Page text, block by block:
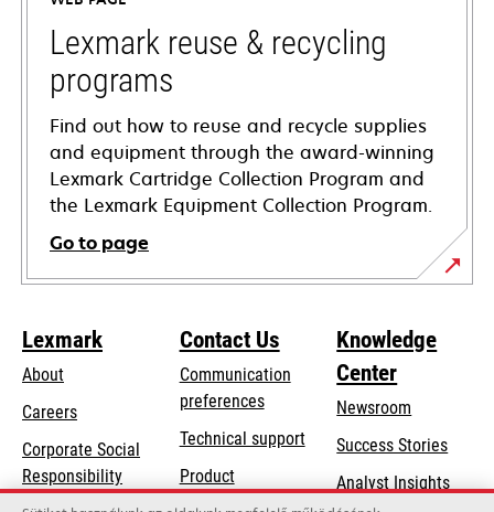
new
tabLexmark reuse & recycling
programs
Find out how to reuse and recycle supplies
and equipment through the award-winning
Lexmark Cartridge Collection Program and
the Lexmark Equipment Collection Program.
Go to page
Lexmark
About
Careers
Corporate Social
Responsibilityopens
Contact Us
Communication
preferences
Technical supportopens
a
Product
registration
Knowledge
Center
Newsroom
Success Stories
Analyst Insights